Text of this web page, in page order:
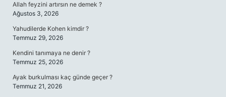
Allah feyzini artırsın ne demek ?
Ağustos 3, 2026
Yahudilerde Kohen kimdir ?
Temmuz 29, 2026
Kendini tanımaya ne denir ?
Temmuz 25, 2026
Ayak burkulması kaç günde geçer ?
Temmuz 21, 2026